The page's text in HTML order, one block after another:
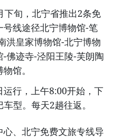
下旬，北宁省推出2条免
线途径北宁博物馆-笔
洪皇家博物馆-北宁博物
佛迹寺-泾阳王陵-芙朗陶
馆。
行，上午8:00开始，下
型。每天2趟往返。
、北宁免费文旅专线导